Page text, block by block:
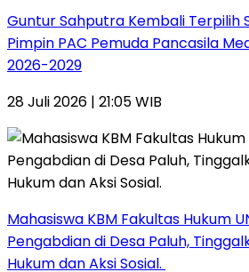
Guntur Sahputra Kembali Terpilih
Pimpin PAC Pemuda Pancasila
2026-2029
28 Juli 2026 | 21:05 WIB
Mahasiswa KBM Fakultas Hukum
Pengabdian di Desa Paluh,
Hukum dan Aksi Sosial.